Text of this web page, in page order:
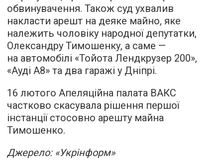
обвинувачення. Також суд ухвалив
накласти арешт на деяке майно, яке
належить чоловіку народної депутатки,
Олександру Тимошенку, а саме —
на автомобілі «Тойота Лендкрузер 200»,
«Ауді А8» та два гаражі у Дніпрі.
16 лютого Апеляційна палата ВАКС
частково скасувала рішення першої
інстанції стосовно арешту майна
Тимошенко.
Джерело: «Укрінформ»